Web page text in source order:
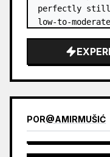
perfectly still
low-to-
composition
and pale a…
POR@AMIRMUŠIĆ